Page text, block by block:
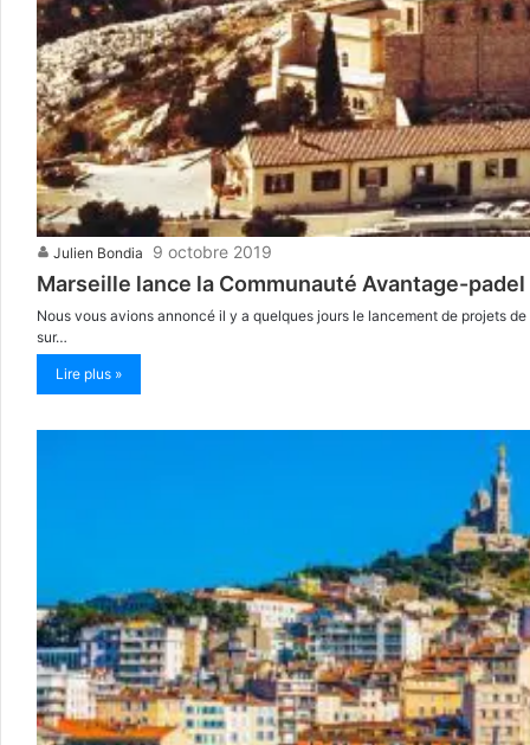
Julien Bondia 9 octobre 2019
Marseille lance la Communauté Avantage-padel
Nous vous avions annoncé il y a quelques jours le lancement de projets
sur…
Lire plus »